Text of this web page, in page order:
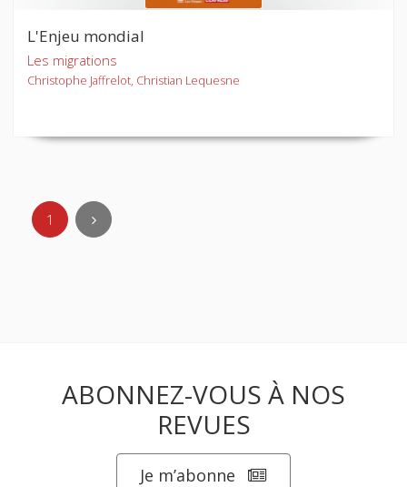
L'Enjeu mondial
Les migrations
Christophe Jaffrelot, Christian Lequesne
1
ABONNEZ-VOUS À NOS
REVUES
Je m’abonne